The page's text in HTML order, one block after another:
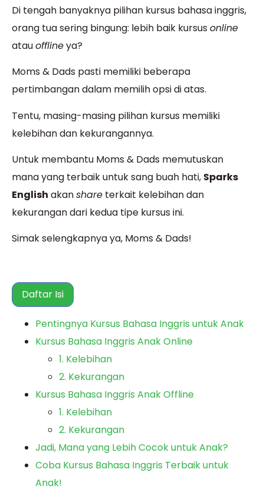
Di tengah banyaknya pilihan kursus bahasa inggris,
orang tua sering bingung: lebih baik kursus online
atauofflineya?
Moms & Dads pasti memiliki beberapa
pertimbangan dalam memilih opsi di atas.
Tentu, masing-masing pilihan kursus memiliki
kelebihan dan kekurangannya.
Untuk membantu Moms & Dads memutuskan
mana yang terbaik untuk sang buah hati, Sparks
English akanshare terkait kelebihan dan
kekurangan dari kedua tipe kursus ini.
Simak selengkapnya ya, Moms & Dads!
Daftar Isi
Pentingnya Kursus Bahasa Inggris untuk Anak
Kursus Bahasa Inggris Anak Online
1. Kelebihan
2. Kekurangan
Kursus Bahasa Inggris Anak Offline
1. Kelebihan
2. Kekurangan
Jadi, Mana yang Lebih Cocok untuk Anak?
Coba Kursus Bahasa Inggris Terbaik untuk
Anak!